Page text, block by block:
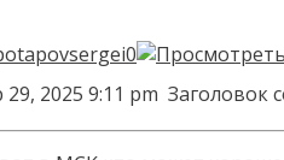
2025 9:11 pm Заголовок